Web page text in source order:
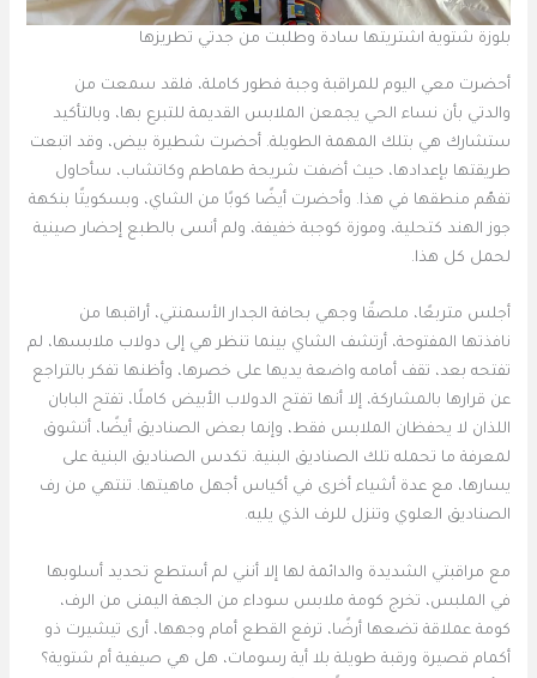
بلوزة شتوية اشتريتها سادة وطلبت من جدتي تطريزها
أحضرت معي اليوم للمراقبة وجبة فطور كاملة، فلقد سمعت من
والدتي بأن نساء الحي يجمعن الملابس القديمة للتبرع بها، وبالتأكيد
ستشارك هي بتلك المهمة الطويلة. أحضرت شطيرة بيض، وقد اتبعت
طريقتها بإعدادها، حيث أضفت شريحة طماطم وكاتشاب، سأحاول
تفهّم منطقها في هذا. وأحضرت أيضًا كوبًا من الشاي، وبسكويتًا بنكهة
جوز الهند كتحلية، وموزة كوجبة خفيفة، ولم أنسى بالطبع إحضار صينية
لحمل كل هذا.
أجلس متربعًا، ملصقًا وجهي بحافة الجدار الأسمنتي، أراقبها من
نافذتها المفتوحة، أرتشف الشاي بينما تنظر هي إلى دولاب ملابسها، لم
تفتحه بعد، تقف أمامه واضعة يديها على خصرها، وأظنها تفكر بالتراجع
عن قرارها بالمشاركة، إلا أنها تفتح الدولاب الأبيض كاملًا، تفتح البابان
اللذان لا يحفظان الملابس فقط، وإنما بعض الصناديق أيضًا، أتشوق
لمعرفة ما تحمله تلك الصناديق البنية. تكدس الصناديق البنية على
يسارها، مع عدة أشياء أخرى في أكياس أجهل ماهيتها. تنتهي من رف
الصناديق العلوي وتنزل للرف الذي يليه.
مع مراقبتي الشديدة والدائمة لها إلا أنني لم أستطع تحديد أسلوبها
في الملبس، تخرج كومة ملابس سوداء من الجهة اليمنى من الرف،
كومة عملاقة تضعها أرضًا، ترفع القطع أمام وجهها، أرى تيشيرت ذو
أكمام قصيرة ورقبة طويلة بلا أية رسومات، هل هي صيفية أم شتوية؟